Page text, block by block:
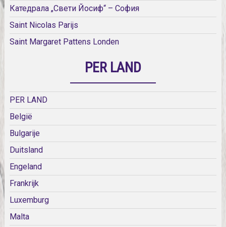
Катедрала „Свети Йосиф“ – София
Saint Nicolas Parijs
Saint Margaret Pattens Londen
PER LAND
PER LAND
België
Bulgarije
Duitsland
Engeland
Frankrijk
Luxemburg
Malta